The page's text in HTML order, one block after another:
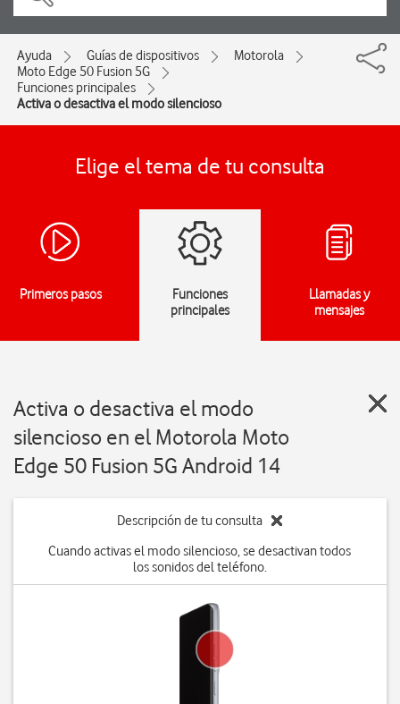
Ayuda Guías de dispositivos
Motorola
Moto Edge 50 Fusion 5G
Funciones principales
Activa o desactiva el modo silencioso
Elige el tema de tu consulta
Primeros pasos
Funciones
principales
Llamadas y
mensajes
Activa o desactiva el modo
silencioso en el Motorola Moto
Edge 50 Fusion 5G Android 14
Descripción de tu consulta
Cuando activas el modo silencioso, se desactivan todos
los sonidos del teléfono.